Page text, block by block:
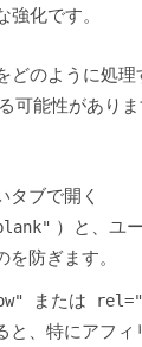
化です。
のように処理
可能性がありま
タブで開く
）と、ユ
を防ぎます。
または
と、特にアフィ